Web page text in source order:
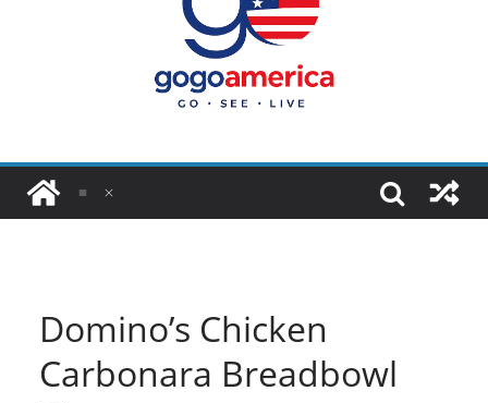
ที่สุด? เปรียบเทียบครบจบในบทความ
โอนเงินจากอเมริกากลับไทย ใช้วิธีไหน
ประหยัดและคุ้มที่สุดในปี 2026?
VPN สำหรับใช้ในอเมริกา 2026: ตัว
Domino’s Chicken
Carbonara Breadbowl